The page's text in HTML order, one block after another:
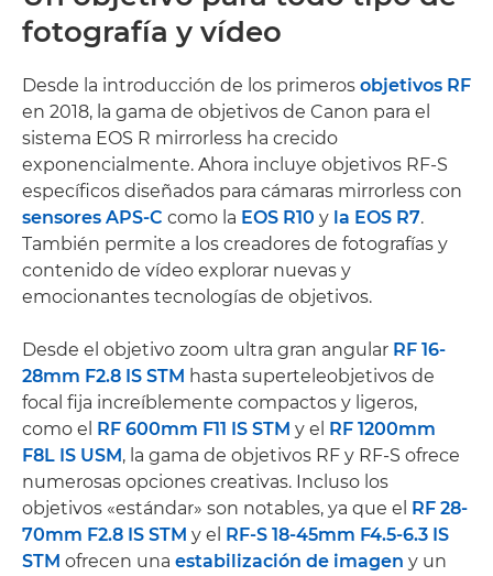
fotografía y vídeo
Desde la introducción de los primeros objetivos RF
en 2018, la gama de objetivos de Canon para el
sistema EOS R mirrorless ha crecido
exponencialmente. Ahora incluye objetivos RF-S
específicos diseñados para cámaras mirrorless con
sensores APS-C como la EOS R10 y la EOS R7.
También permite a los creadores de fotografías y
contenido de vídeo explorar nuevas y
emocionantes tecnologías de objetivos.
Desde el objetivo zoom ultra gran angular RF 16-
28mm F2.8 IS STM hasta superteleobjetivos de
focal fija increíblemente compactos y ligeros,
como el RF 600mm F11 IS STM y el RF 1200mm
F8L IS USM, la gama de objetivos RF y RF-S ofrece
numerosas opciones creativas. Incluso los
objetivos «estándar» son notables, ya que el RF 28-
70mm F2.8 IS STM y el RF-S 18-45mm F4.5-6.3 IS
STM ofrecen una estabilización de imagen y un